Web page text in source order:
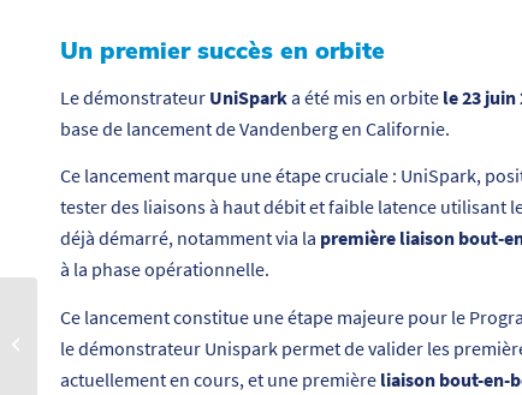
Un premier succès en orbite
Le démonstrateur UniSparka été mis en orbite le 23 juin
base de lancement de Vandenberg en Californie.
Ce lancement marque une étape cruciale : UniSpark,
tester des liaisons à haut débit et faible latence utilisant
déjà démarré, notamment via la première liaison
à la phase opérationnelle.
Ce lancement constitue une étape majeure pour le
le démonstrateur Unispark permet de valider les
actuellement en cours, et une première liaison bout-en-
Un laboratoire commun
entre SPIE ICS et Télécom
Su...